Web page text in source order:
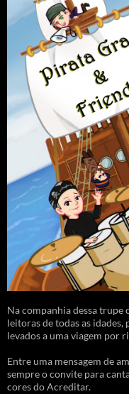
Na companhia dessa
leitoras de todas as
levados a uma viagem por
Entre uma mensagem de
sempre o convite para
cores do Acreditar.